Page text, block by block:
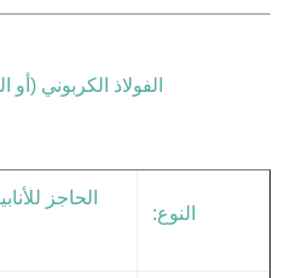
الفولاذ الكربوني (أو
النوع: